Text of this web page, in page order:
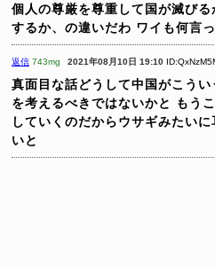
個人の尊厳を尊重して国が滅び
するか、の違いだわ ワイも何言
返信 743mg 2021年08月10日 19:10
真面目な話どうして中国がこう
を考えるべきではないかと
もう
していくのだからウサギみたい
いと